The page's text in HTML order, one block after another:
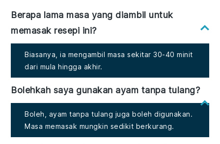
Berapa lama masa yang diambil untuk
memasak resepi ini?
Biasanya, ia mengambil masa sekitar 30-40 minit
dari mula hingga akhir.
Bolehkah saya gunakan ayam tanpa tulang?
Boleh, ayam tanpa tulang juga boleh digunakan.
Masa memasak mungkin sedikit berkurang.